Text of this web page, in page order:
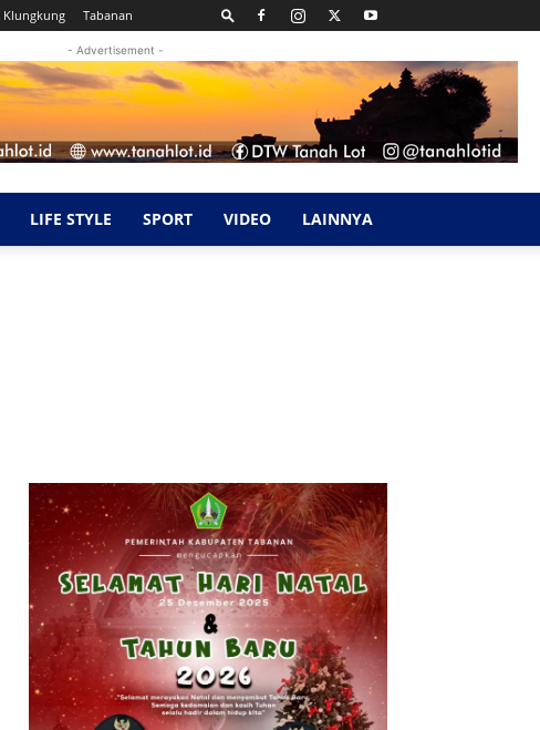
Klungkung Tabanan
- Advertisement -
LIFE STYLE SPORT VIDEO LAINNYA